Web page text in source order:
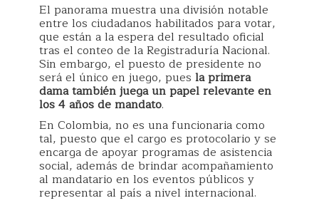
El panorama muestra una división notable
entre los ciudadanos habilitados para votar,
que están a la espera del resultado oficial
tras el conteo de la Registraduría Nacional.
Sin embargo, el puesto de presidente no
será el único en juego, pues la primera
dama también juega un papel relevante en
los 4 años de mandato.
En Colombia, no es una funcionaria como
tal, puesto que el cargo es protocolario y se
encarga de apoyar programas de asistencia
social, además de brindar acompañamiento
al mandatario en los eventos públicos y
representar al país a nivel internacional.